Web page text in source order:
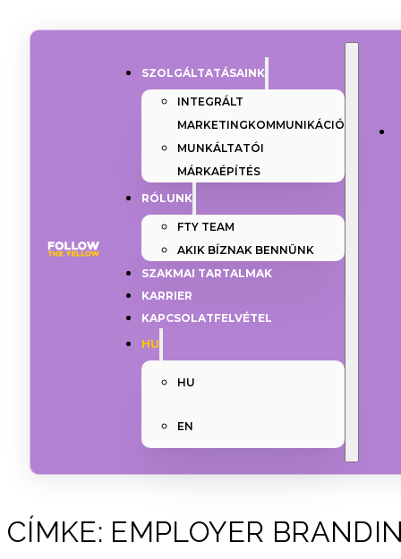
SZOLGÁLTATÁSAINK
INTEGRÁLT
MARKETINGKOMMUNIKÁCIÓ
MUNKÁLTATÓI
MÁRKAÉPÍTÉS
RÓLUNK
FTY TEAM
AKIK BÍZNAK BENNÜNK
SZAKMAI TARTALMAK
KARRIER
KAPCSOLATFELVÉTEL
HU
HU
EN
CÍMKE: EMPLOYER